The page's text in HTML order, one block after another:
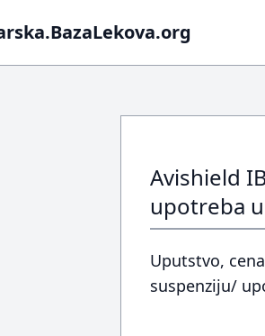
Avishield
upotreba
Uputstvo,
suspenziju/